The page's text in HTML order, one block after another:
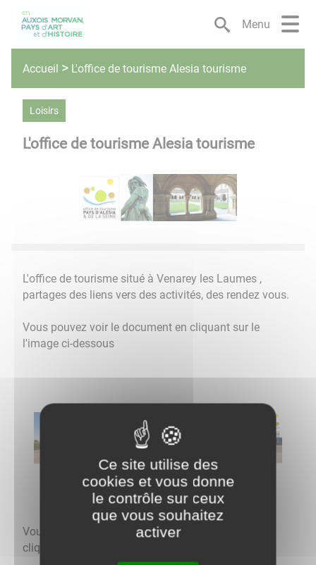
Lien
d'accès
rapide
menu
Lien
d'accès
rapide
contenu
principal
Lien
d'accès
rapide
recherche
Lien
d'accès
rapide
pied
de
page
Menu
Accueil L'office de tourisme Alesia tourisme
Loisirs
L'office de tourisme Alesia tourisme
L'office de tourisme situé à Venarey les Laumes ,
partages des liens vers des activités, des rendez vous.
Vous pouvez voir le document en cliquant sur le
l'image ci-dessous
Vous pouvez aussi aller directement sur le site en
cliquant sur le logo
Ce site utilise des
cookies et vous donne
le contrôle sur ceux
que vous souhaitez
activer